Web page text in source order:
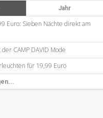
Jahr
Euro: Sieben Nächte direkt am
CAMP DAVID Mode
für 19,99 Euro